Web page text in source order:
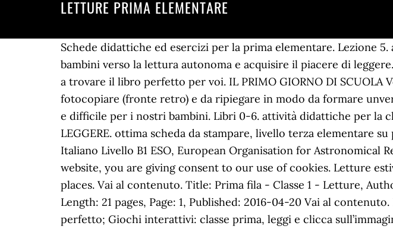
LETTURE PRIMA ELEMENTARE
Schede didattiche ed esercizi per la prima elementare. Lezione
bambini verso la lettura autonoma e acquisire il piacere di
a trovare il libro perfetto per voi. IL PRIMO GIORNO DI
fotocopiare (fronte retro) e da ripiegare in modo da formare
e difficile per i nostri bambini. Libri 0-6. attività didattiche per la
LEGGERE. ottima scheda da stampare, livello terza
Italiano Livello B1 ESO, European Organisation for
website, you are giving consent to our use of cookies. Letture
places. Vai al contenuto. Title: Prima fila - Classe 1 - Letture,
Length: 21 pages, Page: 1, Published: 2016-04-20 Vai al
perfetto; Giochi interattivi: classe prima, leggi e clicca